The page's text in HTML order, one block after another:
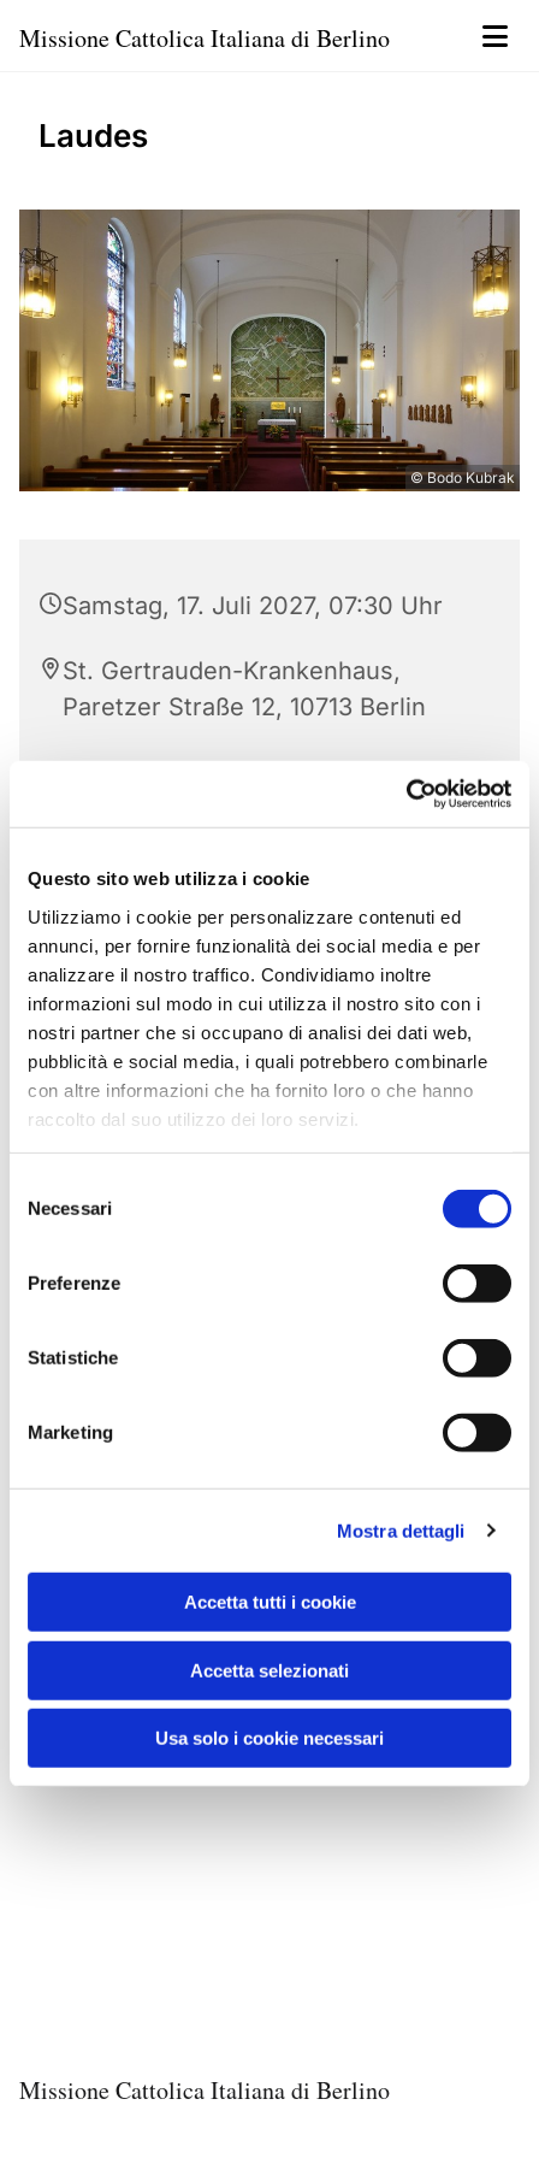
Questo sito web utilizza i cookie
Utilizziamo i cookie per personalizzare contenuti ed
annunci, per fornire funzionalità dei social media e per
analizzare il nostro traffico. Condividiamo inoltre
informazioni sul modo in cui utilizza il nostro sito con i
nostri partner che si occupano di analisi dei dati web,
pubblicità e social media, i quali potrebbero combinarle
con altre informazioni che ha fornito loro o che hanno
raccolto dal suo utilizzo dei loro servizi.
delNecessari
Preferenze
Statistiche
Marketing
Mostra dettagli
Accetta tutti i cookie
Accetta selezionati
Usa solo i cookie necessari
Missione Cattolica Italiana di Berlino
Laudes
© Bodo Kubrak
Samstag, 17. Juli 2027, 07:30 Uhr
St. Gertrauden-Krankenhaus,
Paretzer Straße 12, 10713 Berlin
Missione Cattolica Italiana di Berlino